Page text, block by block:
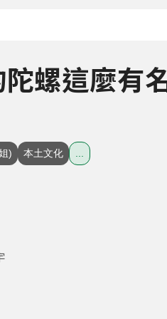
螺這麼有
) 本土文化